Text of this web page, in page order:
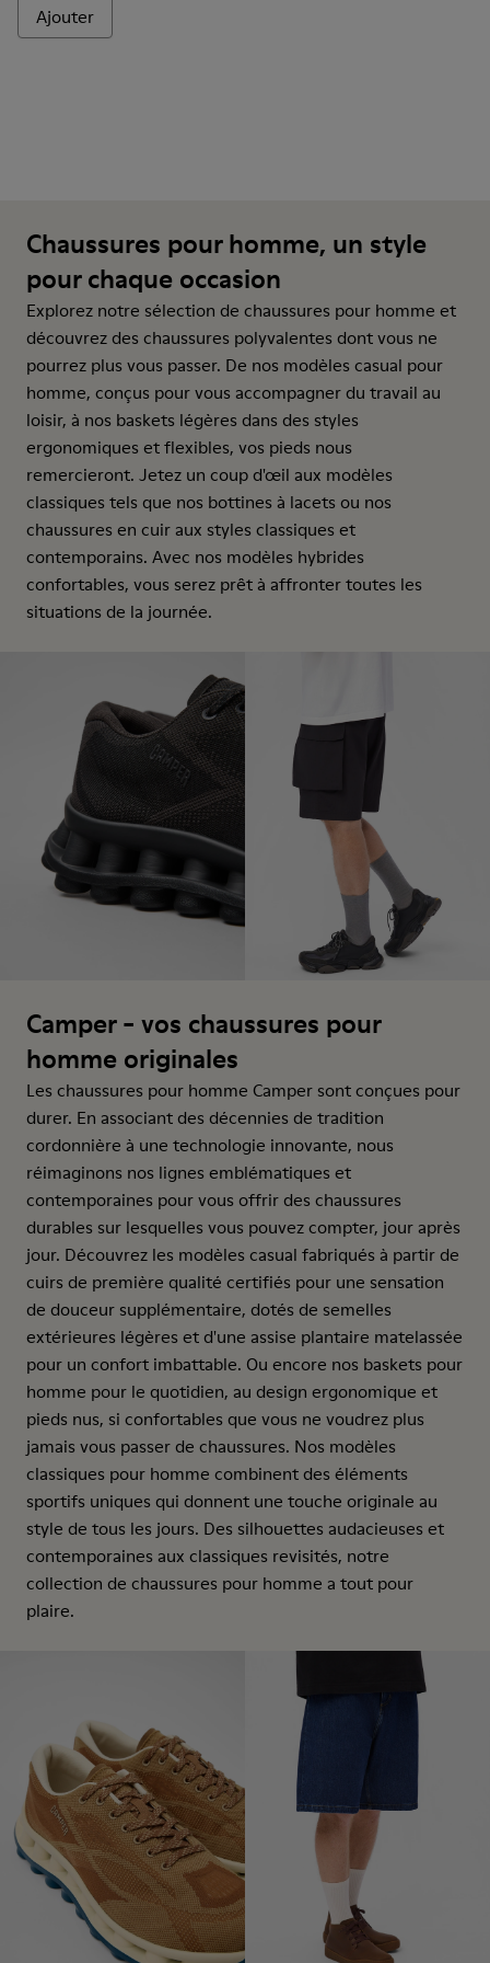
Ajouter
Chaussures pour homme, un style
pour chaque occasion
Explorez notre sélection de chaussures pour homme et
découvrez des chaussures polyvalentes dont vous ne
pourrez plus vous passer. De nos modèles casual pour
homme, conçus pour vous accompagner du travail au
loisir, à nos baskets légères dans des styles
ergonomiques et flexibles, vos pieds nous
remercieront. Jetez un coup d'œil aux modèles
classiques tels que nos bottines à lacets ou nos
chaussures en cuir aux styles classiques et
contemporains. Avec nos modèles hybrides
confortables, vous serez prêt à affronter toutes les
situations de la journée.
Camper - vos chaussures pour
homme originales
Les chaussures pour homme Camper sont conçues pour
durer. En associant des décennies de tradition
cordonnière à une technologie innovante, nous
réimaginons nos lignes emblématiques et
contemporaines pour vous offrir des chaussures
durables sur lesquelles vous pouvez compter, jour après
jour. Découvrez les modèles casual fabriqués à partir de
cuirs de première qualité certifiés pour une sensation
de douceur supplémentaire, dotés de semelles
extérieures légères et d'une assise plantaire matelassée
pour un confort imbattable. Ou encore nos baskets pour
homme pour le quotidien, au design ergonomique et
pieds nus, si confortables que vous ne voudrez plus
jamais vous passer de chaussures. Nos modèles
classiques pour homme combinent des éléments
sportifs uniques qui donnent une touche originale au
style de tous les jours. Des silhouettes audacieuses et
contemporaines aux classiques revisités, notre
collection de chaussures pour homme a tout pour
plaire.